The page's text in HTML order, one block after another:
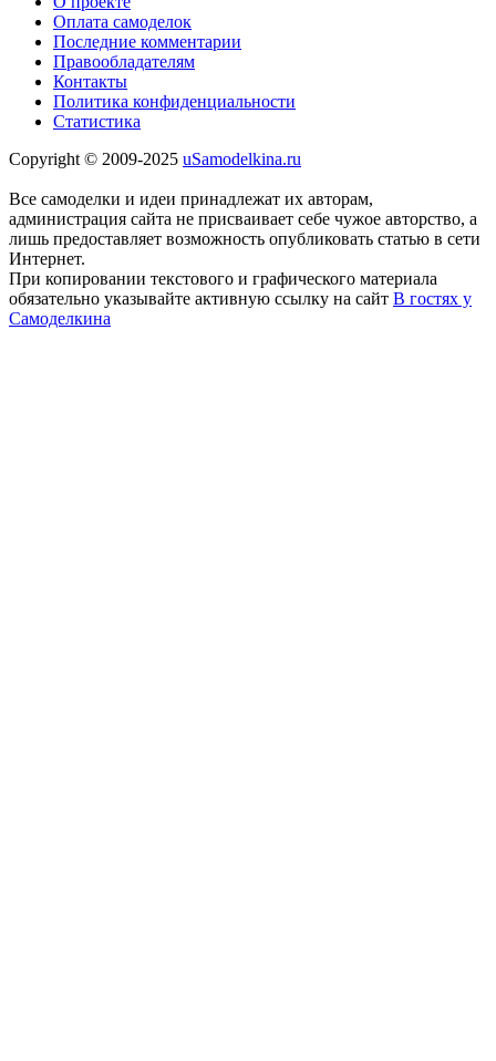
Оплата самоделок
Последние комментарии
Правообладателям
Контакты
Политика конфиденциальности
Статистика
Copyright © 2009-2025 uSamodelkina.ru
Все самоделки и идеи принадлежат их авторам,
администрация сайта не присваивает себе чужое авторство, а
лишь предоставляет возможность опубликовать статью в сети
Интернет.
При копировании текстового и графического материала
обязательно указывайте активную ссылку на сайт В гостях у
Самоделкина